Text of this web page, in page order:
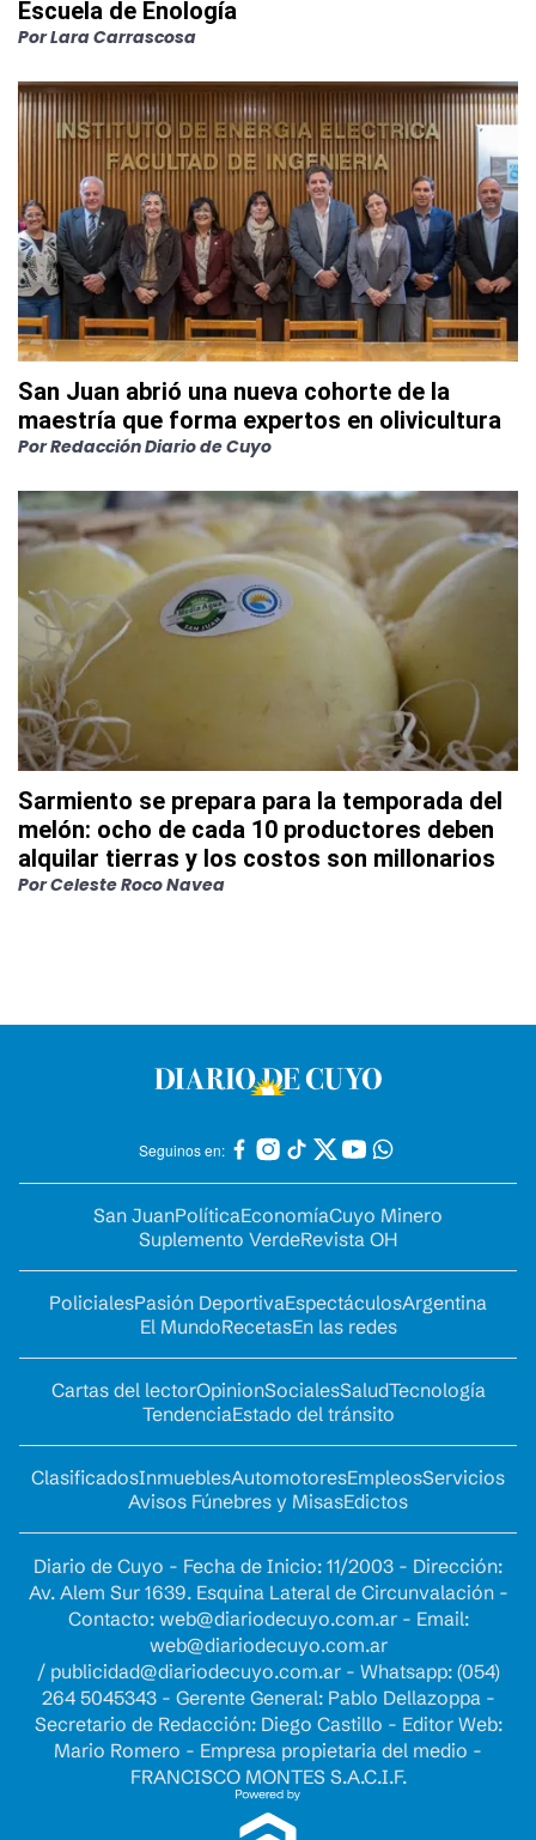
Escuela de Enología
PorLara Carrascosa
San Juan abrió una nueva cohorte de la
maestría que forma expertos en olivicultura
PorRedacción Diario de Cuyo
Sarmiento se prepara para la temporada del
melón: ocho de cada 10 productores deben
alquilar tierras y los costos son millonarios
PorCeleste Roco Navea
Seguinos en:
San JuanPolíticaEconomíaCuyo Minero
Suplemento VerdeRevista OH
PolicialesPasión DeportivaEspectáculosArgentina
El MundoRecetasEn las redes
Cartas del lectorOpinionSocialesSaludTecnología
TendenciaEstado del tránsito
ClasificadosInmueblesAutomotoresEmpleosServicios
Avisos Fúnebres y MisasEdictos
Diario de Cuyo - Fecha de Inicio: 11/2003 - Dirección:
Av. Alem Sur 1639. Esquina Lateral de Circunvalación -
Contacto: web@diariodecuyo.com.ar- Email:
web@diariodecuyo.com.ar
/ publicidad@diariodecuyo.com.ar- Whatsapp: (054)
264 5045343 - Gerente General: Pablo Dellazoppa -
Secretario de Redacción: Diego Castillo - Editor Web:
Mario Romero - Empresa propietaria del medio -
FRANCISCO MONTES S.A.C.I.F.